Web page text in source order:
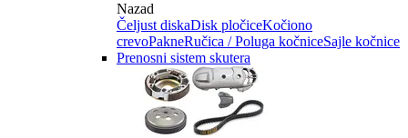
Nazad
Čeljust diskaDisk pločiceKočiono
crevoPakneRučica / Poluga kočniceSajle kočnice
Prenosni sistem skutera